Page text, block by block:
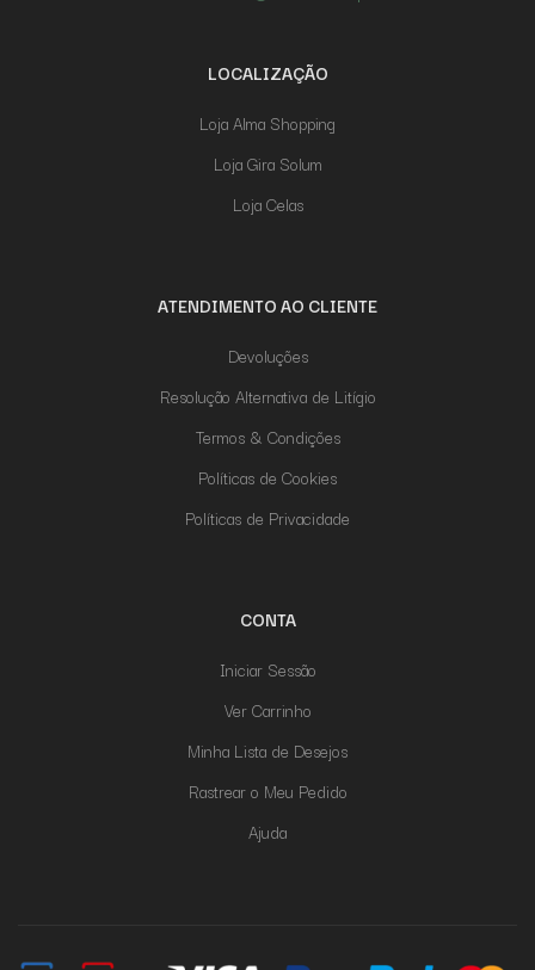
LOCALIZAÇÃO
Loja Alma Shopping
Loja Gira Solum
Loja Celas
ATENDIMENTO AO CLIENTE
Devoluções
Resolução Alternativa de Litígio
Termos & Condições
Políticas de Cookies
Políticas de Privacidade
CONTA
Iniciar Sessão
Ver Carrinho
Minha Lista de Desejos
Rastrear o Meu Pedido
Ajuda